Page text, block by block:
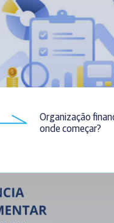
Organização
onde começar?